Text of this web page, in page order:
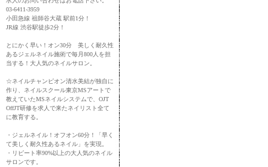
03-6411-3959
小田急線 祖師谷大蔵 駅前1分！
JR線 渋谷駅徒歩2分！
とにかく早い！オン30分 美しく耐久性
あるジェルネイル施術で毎月800人を担
当する！大人気のネイルサロン。
☆ネイルチャンピオン清水美結が独自に
作り、ネイルスクール東京MSアートで
教えていたMSネイルシステムで、OJT
OffJT研修を求人で来たネイリスト全て
に教育する。
・ジェルネイル！オフオン60分！「早く
て美しく耐久性あるネイル」を実現。
・リピート率90%以上の大人気のネイル
サロンです。